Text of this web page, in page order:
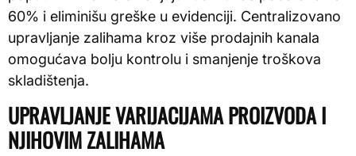
60% i eliminišu greške u evidenciji. Centralizovano
upravljanje zalihama kroz više prodajnih kanala
omogućava bolju kontrolu i smanjenje troškova
skladištenja.
UPRAVLJANJE VARIJACIJAMA PROIZVODA I
NJIHOVIM ZALIHAMA